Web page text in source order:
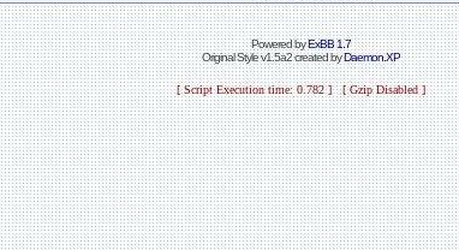
Powered byExBB 1.7
Original Style v1.5a2 created byDaemon.XP
[ Script Execution time: 0.782 ] [ Gzip Disabled ]